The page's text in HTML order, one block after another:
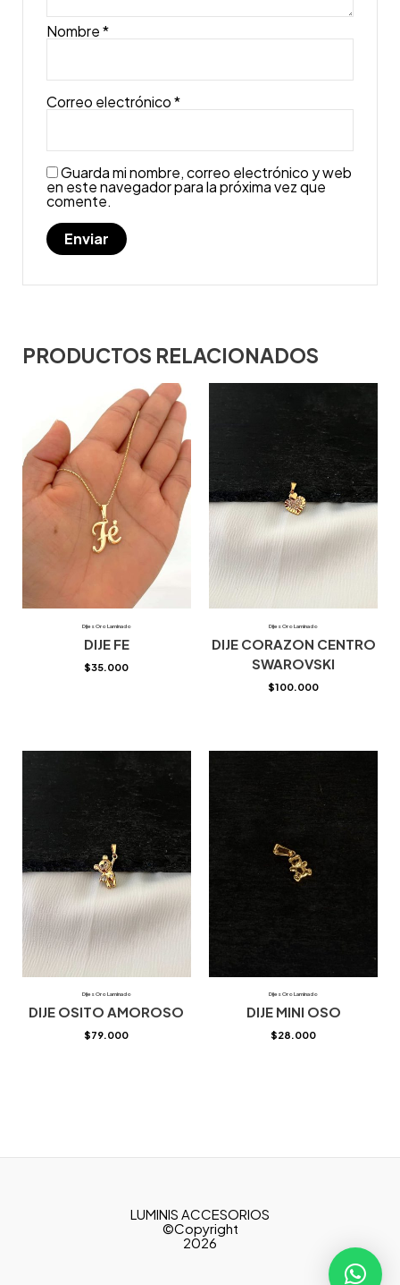
Nombre*
Correo electrónico*
Guarda mi nombre, correo electrónico y web
en este navegador para la próxima vez que
comente.
PRODUCTOS RELACIONADOS
Dijes Oro Laminado
DIJE FE
$35.000
Dijes Oro Laminado
DIJE CORAZON CENTRO
SWAROVSKI
$100.000
Dijes Oro Laminado
DIJE OSITO AMOROSO
$79.000
Dijes Oro Laminado
DIJE MINI OSO
$28.000
LUMINIS ACCESORIOS
©Copyright
2026